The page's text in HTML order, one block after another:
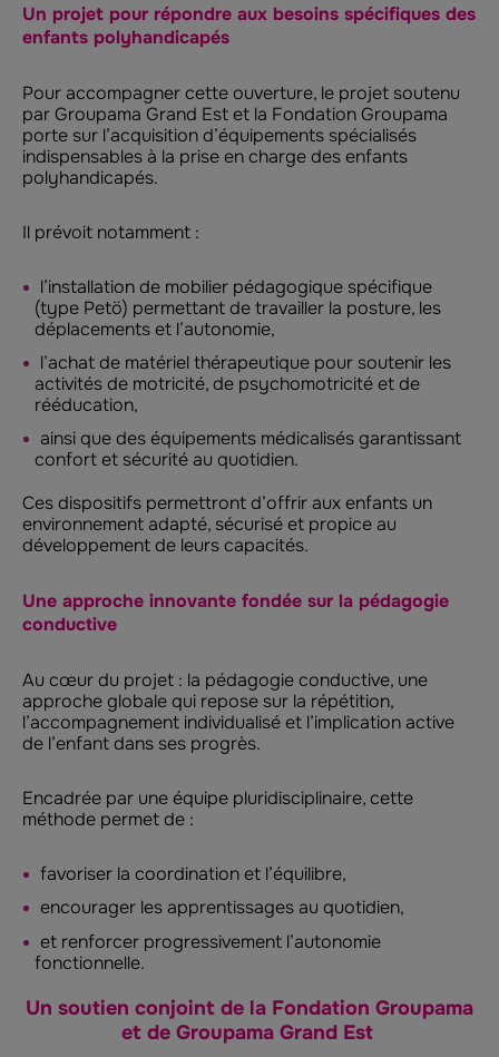
Un projet pour répondre aux besoins spécifiques des
enfants polyhandicapés
Pour accompagner cette ouverture, le projet soutenu
par Groupama Grand Est et la Fondation Groupama
porte sur l’acquisition d’équipements spécialisés
indispensables à la prise en charge des enfants
polyhandicapés.
Il prévoit notamment :
l’installation de mobilier pédagogique spécifique
(type Petö) permettant de travailler la posture, les
déplacements et l’autonomie,
l’achat de matériel thérapeutique pour soutenir les
activités de motricité, de psychomotricité et de
rééducation,
ainsi que des équipements médicalisés garantissant
confort et sécurité au quotidien.
Ces dispositifs permettront d’offrir aux enfants un
environnement adapté, sécurisé et propice au
développement de leurs capacités.
Une approche innovante fondée sur la pédagogie
conductive
Au cœur du projet : la pédagogie conductive, une
approche globale qui repose sur la répétition,
l’accompagnement individualisé et l’implication active
de l’enfant dans ses progrès.
Encadrée par une équipe pluridisciplinaire, cette
méthode permet de :
favoriser la coordination et l’équilibre,
encourager les apprentissages au quotidien,
et renforcer progressivement l’autonomie
fonctionnelle.
Un soutien conjoint de la Fondation Groupama
et de Groupama Grand Est